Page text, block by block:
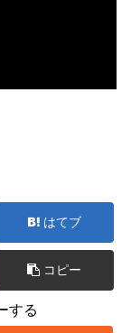
はてブ
コピー
する